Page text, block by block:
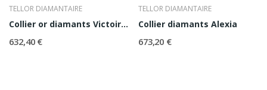
TELLOR DIAMANTAIRE
Collier or diamants Victoire PM
632,40 €
TELLOR DIAMANTAIRE
Collier diamants Alexia
673,20 €